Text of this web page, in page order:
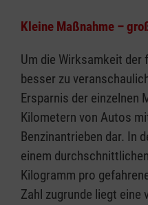
Kleine Maßnahme –
Um die Wirksamkeit der
besser zu
Ersparnis der einzelnen
Kilometern von Autos
Benzinantrieben dar. In
einem
Kilogramm pro
Zahl zugrunde liegt eine